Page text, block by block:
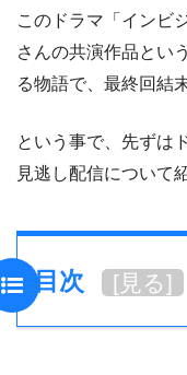
このドラマ「インビ
さんの共演作品とい
る物語で、最終回結
という事で、先ずは
見逃し配信について
目次 [見る]